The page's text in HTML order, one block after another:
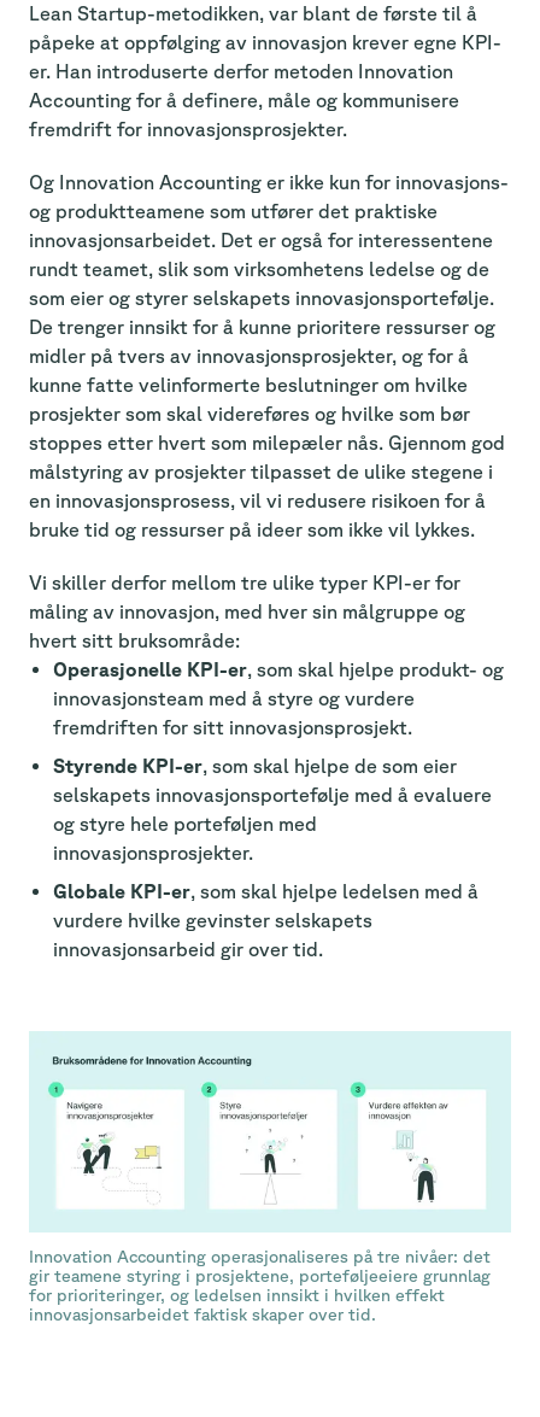
Lean Startup-metodikken, var blant de første til å
påpeke at oppfølging av innovasjon krever egne KPI-
er. Han introduserte derfor metoden Innovation
Accounting for å definere, måle og kommunisere
fremdrift for innovasjonsprosjekter.
Og Innovation Accounting er ikke kun for innovasjons-
og produktteamene som utfører det praktiske
innovasjonsarbeidet. Det er også for interessentene
rundt teamet, slik som virksomhetens ledelse og de
som eier og styrer selskapets innovasjonsportefølje.
De trenger innsikt for å kunne prioritere ressurser og
midler på tvers av innovasjonsprosjekter, og for å
kunne fatte velinformerte beslutninger om hvilke
prosjekter som skal videreføres og hvilke som bør
stoppes etter hvert som milepæler nås. Gjennom god
målstyring av prosjekter tilpasset de ulike stegene i
en innovasjonsprosess, vil vi redusere risikoen for å
bruke tid og ressurser på ideer som ikke vil lykkes.
Vi skiller derfor mellom tre ulike typer KPI-er for
måling av innovasjon, med hver sin målgruppe og
hvert sitt bruksområde:
Operasjonelle KPI-er, som skal hjelpe produkt- og
innovasjonsteam med å styre og vurdere
fremdriften for sitt innovasjonsprosjekt.
Styrende KPI-er, som skal hjelpe de som eier
selskapets innovasjonsportefølje med å evaluere
og styre hele porteføljen med
innovasjonsprosjekter.
Globale KPI-er, som skal hjelpe ledelsen med å
vurdere hvilke gevinster selskapets
innovasjonsarbeid gir over tid.
Innovation Accounting operasjonaliseres på tre nivåer: det
gir teamene styring i prosjektene, porteføljeeiere grunnlag
for prioriteringer, og ledelsen innsikt i hvilken effekt
innovasjonsarbeidet faktisk skaper over tid.